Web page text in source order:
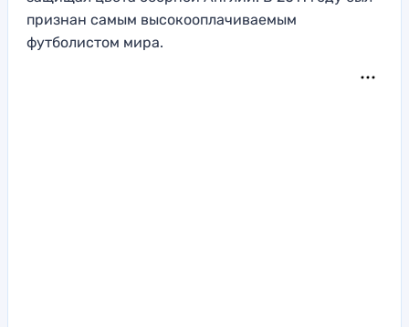
признан самым высокооплачиваемым
футболистом мира.